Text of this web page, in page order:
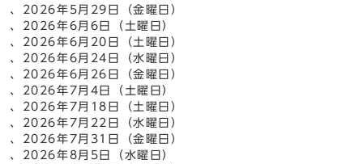
、2026年5月29日（金曜日）
、2026年6月6日（土曜日）
、2026年6月20日（土曜日）
、2026年6月24日（水曜日）
、2026年6月26日（金曜日）
、2026年7月4日（土曜日）
、2026年7月18日（土曜日）
、2026年7月22日（水曜日）
、2026年7月31日（金曜日）
、2026年8月5日（水曜日）